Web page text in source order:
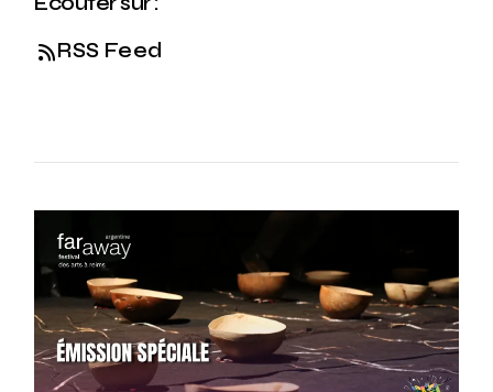
RSS Feed